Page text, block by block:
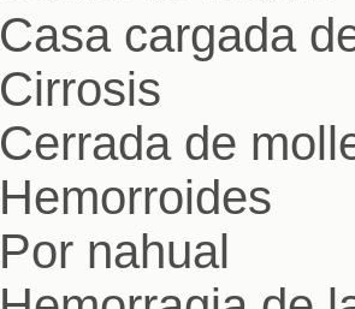
Casa cargada
Cirrosis
Cerrada de
Hemorroides
Por nahual